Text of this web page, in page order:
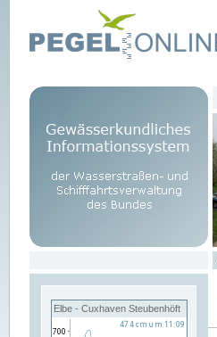
Elbe - Cuxhaven Steubenhöft